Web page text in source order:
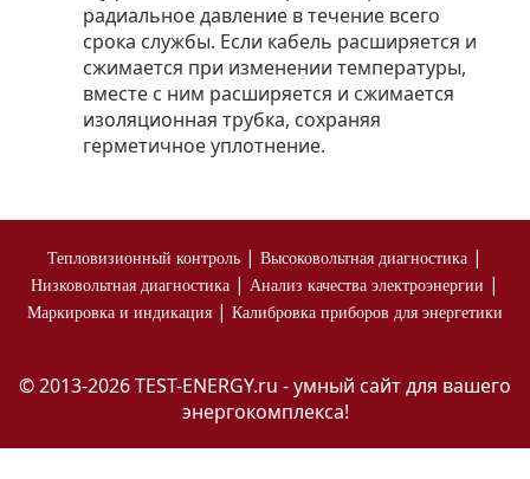
радиальное давление в течение всего
срока службы. Если кабель расширяется и
сжимается при изменении температуры,
вместе с ним расширяется и сжимается
изоляционная трубка, сохраняя
герметичное уплотнение.
Тепловизионный контроль | Высоковольтная диагностика |
Низковольтная диагностика | Анализ качества электроэнергии |
Маркировка и индикация | Калибровка приборов для энергетики
© 2013-2026 TEST-ENERGY.ru - умный сайт для вашего
энергокомплекса!